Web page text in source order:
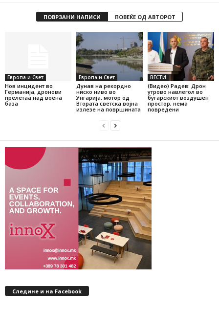
ПОВРЗАНИ НАПИСИ ПОВЕЌЕ ОД АВТОРОТ
Европа и Свет
Нов инцидент во
Германија, дронови
прелетаа над воена
база
Европа и Свет
Дунав на рекордно
ниско ниво во
Унгарија, мотор од
Втората светска војна
излезе на површината
ВЕСТИ
(Видео) Радев: Дрон
утрово навлегол во
бугарскиот воздушен
простор, нема
повредени
Следине и на Facebook